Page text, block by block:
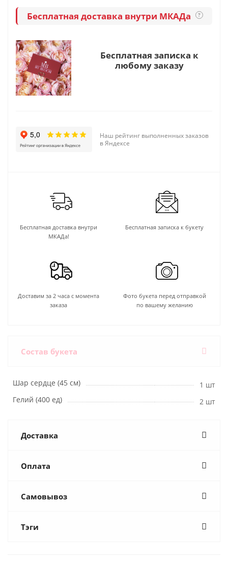
Бесплатная доставка внутри МКАДа ?
Бесплатная записка к
любому заказу
Наш рейтинг выполненных заказов
в Яндексе
Бесплатная доставка внутри
МКАДа!
Бесплатная записка к букету
Доставим за 2 часа с момента
заказа
Фото букета перед отправкой
по вашему желанию
Состав букета
Шар сердце (45 см)
1 шт
Гелий (400 ед)
2 шт
Доставка
Оплата
Самовывоз
Тэги